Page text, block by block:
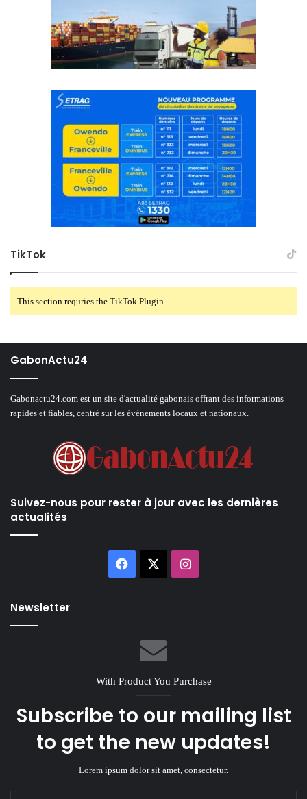
TikTok
This section requries the TikTok Plugin.
GabonActu24
Gabonactu24.com est un site d'actualité gabonais offrant des informations
rapides et fiables, centré sur les événements locaux et nationaux.
Suivez-nous pour rester à jour avec les dernières
actualités
Facebook Instagram
Newsletter
With Product You Purchase
Subscribe to our mailing list
to get the new updates!
Lorem ipsum dolor sit amet, consectetur.